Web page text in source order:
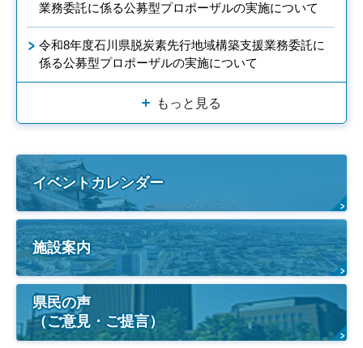
業務委託に係る公募型プロポーザルの実施について
令和8年度石川県脱炭素先行地域構築支援業務委託に
係る公募型プロポーザルの実施について
もっと見る
イベントカレンダー
施設案内
県民の声
（ご意見・ご提言）